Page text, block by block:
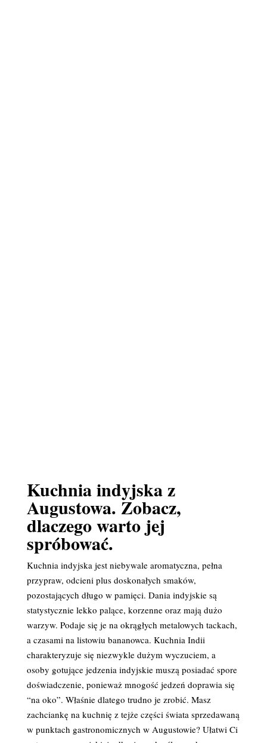
Kuchnia indyjska z
Augustowa. Zobacz,
dlaczego warto jej
spróbować.
Kuchnia indyjska jest niebywale aromatyczna, pełna
przypraw, odcieni plus doskonałych smaków,
pozostających długo w pamięci. Dania indyjskie są
statystycznie lekko palące, korzenne oraz mają dużo
warzyw. Podaje się je na okrągłych metalowych tackach,
a czasami na listowiu bananowca. Kuchnia Indii
charakteryzuje się niezwykle dużym wyczuciem, a
osoby gotujące jedzenia indyjskie muszą posiadać spore
doświadczenie, ponieważ mnogość jedzeń doprawia się
“na oko”. Właśnie dlatego trudno je zrobić. Masz
zachciankę na kuchnię z tejże części świata sprzedawaną
w punktach gastronomicznych w Augustowie? Ułatwi Ci